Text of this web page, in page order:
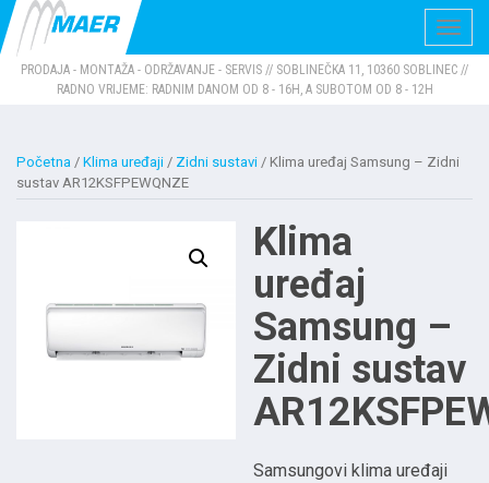
PRODAJA - MONTAŽA - ODRŽAVANJE - SERVIS // SOBLINEČKA 11, 10360 SOBLINEC //
RADNO VRIJEME: RADNIM DANOM OD 8 - 16H, A SUBOTOM OD 8 - 12H
Početna / Klima uređaji / Zidni sustavi / Klima uređaj Samsung – Zidni
sustav AR12KSFPEWQNZE
Klima
uređaj
Samsung –
Zidni sustav
Samsungovi klima uređaji